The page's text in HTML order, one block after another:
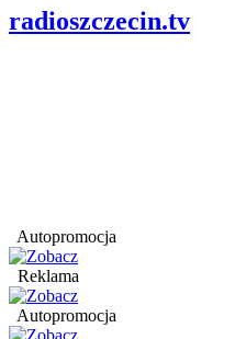
radioszczecin.tv
Autopromocja
Reklama
Autopromocja